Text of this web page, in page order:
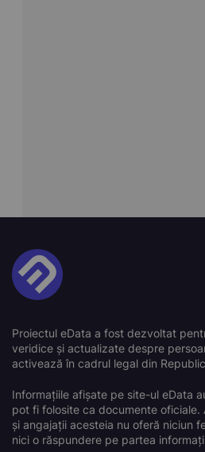
Proiectul eData a fost dezvoltat
veridice și actualizate despre
activează în cadrul legal din
Informațiile afișate pe site-ul eData
pot fi folosite ca documente
și angajații acesteia nu oferă niciun
nici o răspundere pe partea